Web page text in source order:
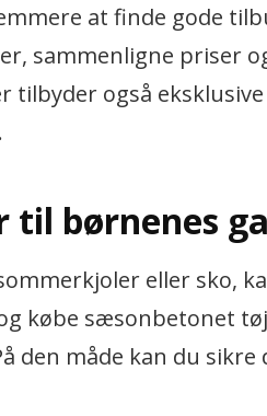
at finde gode
sammenligne priser
også
til børnenes
eller sko,
købe sæsonbetonet
den måde kan du